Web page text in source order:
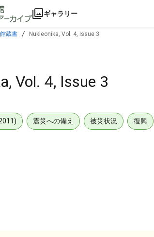
ギャラリー
蔵書 Nukleonika, Vol. 4, Issue 3
Vol. 4, Issue 3
震災への備え 被災状況 復興